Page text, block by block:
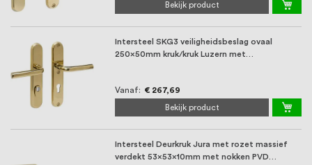
Bekijk product
Intersteel SKG3 veiligheidsbeslag ovaal
250x50mm kruk/kruk Luzern met
Vanaf € 267,69
Bekijk product
Intersteel Deurkruk Jura met rozet massief
verdekt 53x53x10mm met nokken PVD